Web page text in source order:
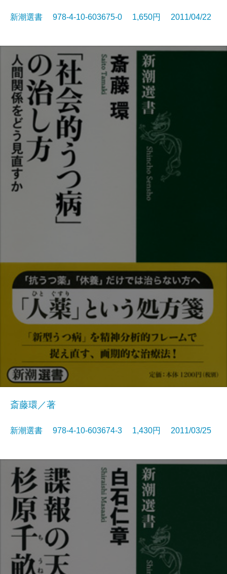
新潮選書 978-4-10-603675-0 1,650円 2011/04/22
斎藤環／著
新潮選書 978-4-10-603674-3 1,430円 2011/03/25